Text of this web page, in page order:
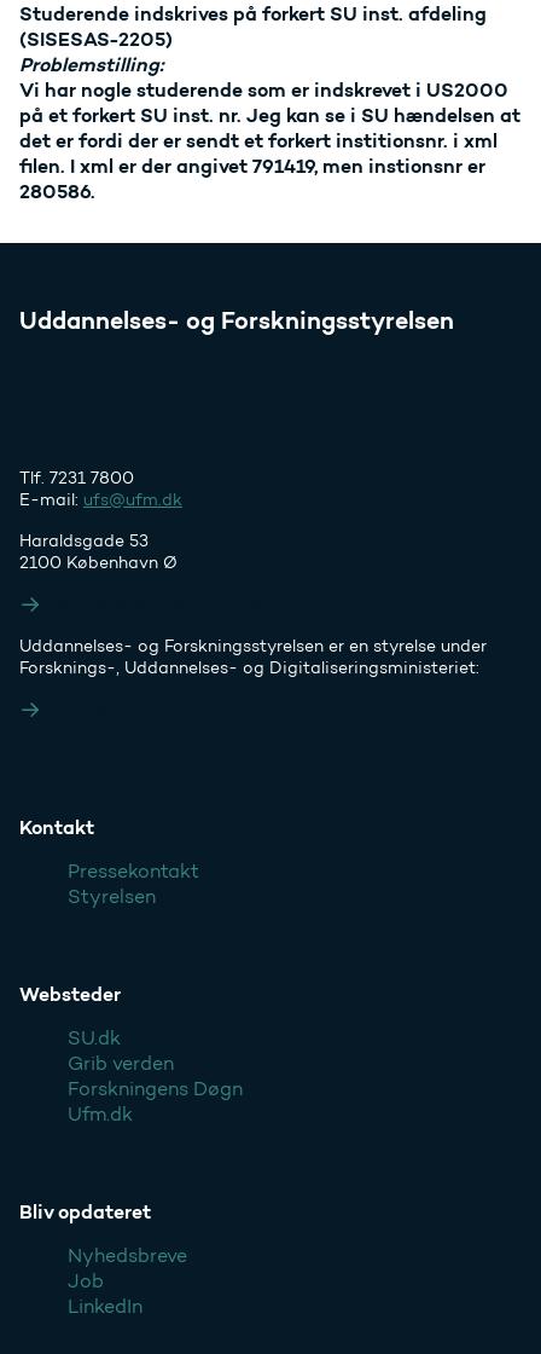
Studerende indskrives på forkert SU inst. afdeling
(SISESAS-2205)
Problemstilling:
Vi har nogle studerende som er indskrevet i US2000
på et forkert SU inst. nr. Jeg kan se i SU hændelsen at
det er fordi der er sendt et forkert institionsnr. i xml
filen. I xml er der angivet 791419, men instionsnr er
280586.
Uddannelses- og Forskningsstyrelsen
Tlf. 7231 7800
E-mail: ufs@ufm.dk
Haraldsgade 53
2100 København Ø
Uddannelses- og Forskningsstyrelsen er en styrelse under
Forsknings-, Uddannelses- og Digitaliseringsministeriet:
Kontakt
Pressekontakt
Styrelsen
Websteder
SU.dk
Grib verden
Forskningens Døgn
Ufm.dk
Bliv opdateret
Nyhedsbreve
Job
LinkedIn